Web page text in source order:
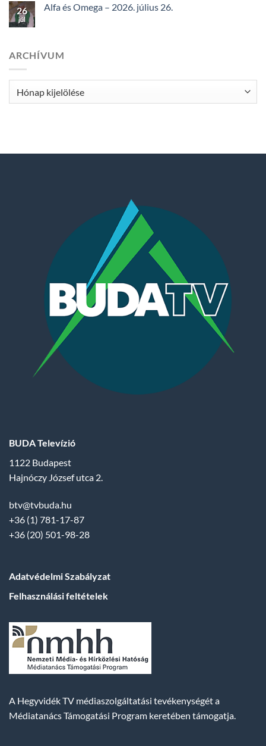
26
júl
Alfa és Omega – 2026. július 26.
ARCHÍVUM
BUDA Televízió
1122 Budapest
Hajnóczy József utca 2.
btv@tvbuda.hu
+36 (1) 781-17-87
+36 (20) 501-98-28
Adatvédelmi Szabályzat
Felhasználási feltételek
A Hegyvidék TV médiaszolgáltatási tevékenységét a
Médiatanács Támogatási Program keretében támogatja.